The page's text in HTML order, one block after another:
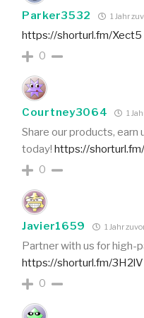
Parker3532 1 Jahr
https://shorturl.fm/Xect5
0
Courtney3064 1
Share our products,
today! https://
0
Javier1659 1 Jahr
Partner with us for high-
https://shorturl.fm/3H2lV
0